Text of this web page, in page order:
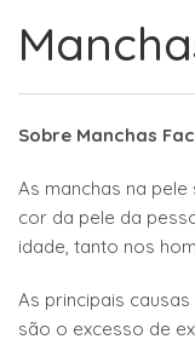
Sobre Manchas
As manchas na
cor da pele da
idade, tanto nos
As principais
são o excesso de